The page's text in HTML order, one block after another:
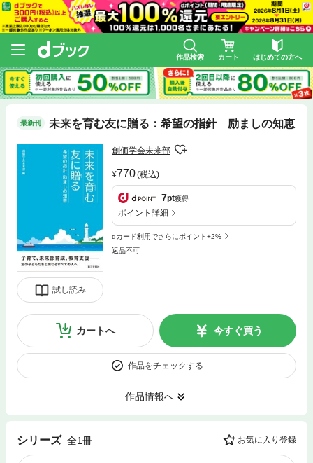
作品検索 カート はじめての方へ
最新刊 未来を育む友に贈る：希望の指針 励ましの知恵
試し読み
創価学会未来部
770(税込)
7pt獲得
ポイント詳細
dカード利用でさらにポイント+2%
返品不可
カートへ 今すぐ買う
作品をチェックする
作品情報へ
シリーズ 全1冊 お気に入り登録